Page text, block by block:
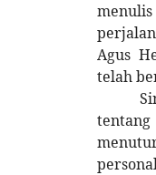
Agus
telah